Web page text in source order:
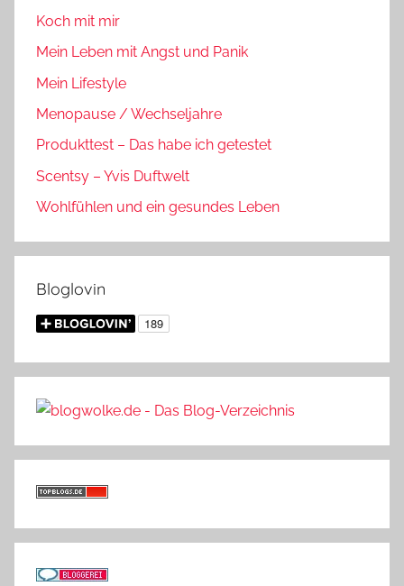
Koch mit mir
Mein Leben mit Angst und Panik
Mein Lifestyle
Menopause / Wechseljahre
Produkttest – Das habe ich getestet
Scentsy – Yvis Duftwelt
Wohlfühlen und ein gesundes Leben
Bloglovin